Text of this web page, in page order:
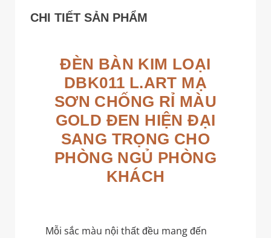
CHI TIẾT SẢN PHẨM
ĐÈN BÀN KIM LOẠI
DBK011 L.ART MẠ
SƠN CHỐNG RỈ MÀU
GOLD ĐEN HIỆN ĐẠI
SANG TRỌNG CHO
PHÒNG NGỦ PHÒNG
KHÁCH
Mỗi sắc màu nội thất đều mang đến